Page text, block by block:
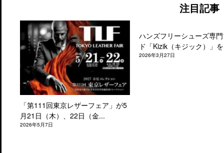
注目記事
「第111回東京レザーフェア」が5
月21日（木）、22日（金...
2026年5月7日
ハンズフリーシューズ専
ド「Kizik（キジック）」
2026年3月27日